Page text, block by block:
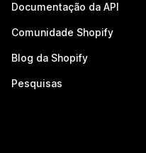
Documentação da API
Comunidade Shopify
Blog da Shopify
Pesquisas